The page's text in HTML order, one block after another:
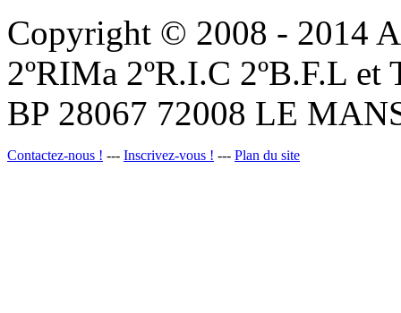
Copyright © 2008 - 2014
2ºRIMa 2ºR.I.C 2ºB.F.L
BP 28067 72008 LE
Contactez-nous ! --- Inscrivez-vous ! --- Plan du site